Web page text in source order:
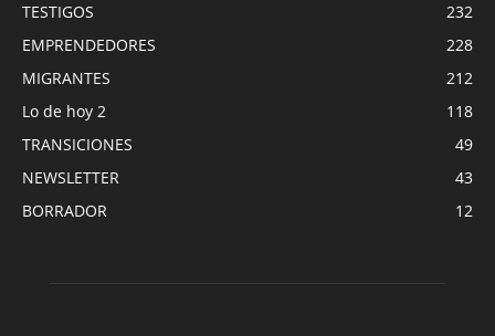
TESTIGOS
232
EMPRENDEDORES
228
MIGRANTES
212
Lo de hoy 2
118
TRANSICIONES
49
NEWSLETTER
43
BORRADOR
12